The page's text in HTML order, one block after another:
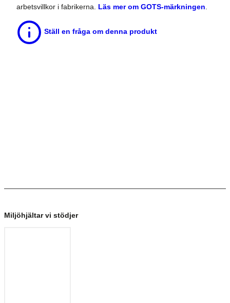
arbetsvillkor i fabrikerna. Läs mer om GOTS-märkningen
Ställ en fråga om denna produkt
Miljöhjältar vi stödjer